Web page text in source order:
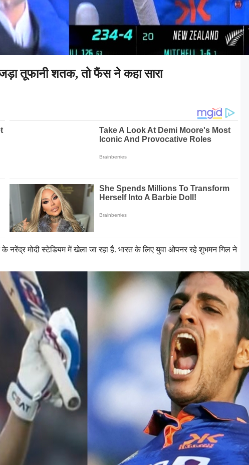
तूफानी शतक, तो फैंस ने कहा सारा
नरेंद्र मोदी स्टेडियम में खेला जा रहा है. भारत के लिए युवा ओपनर रहे शुभमन गिल ने